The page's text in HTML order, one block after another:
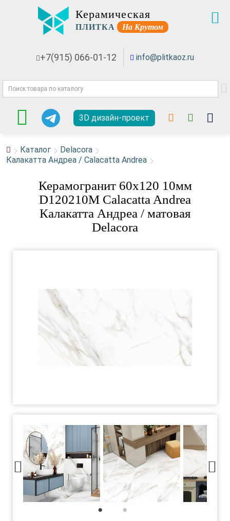
Керамическая
ПЛИТКА На Крутом
+7(915) 066-01-12 info@plitkaoz.ru
3D дизайн-проект
Каталог
Delacora
Калакатта Андреа / Calacatta Andrea
Керамогранит 60x120 10мм
D120210M Calacatta Andrea
Калакатта Андреа / матовая
Delacora